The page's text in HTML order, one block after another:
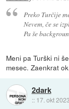
Preko Turčije
Nevem, če se
Pa še
Meni pa Turški ni
mesec. Zaenkrat
2dark
:: 17. okt